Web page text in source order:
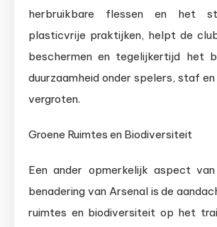
herbruikbare flessen en het
plasticvrije praktijken, helpt de
beschermen en tegelijkertijd het
duurzaamheid onder spelers, staf
vergroten.
Groene Ruimtes en Biodiversiteit
Een ander opmerkelijk aspect
benadering van Arsenal is de
ruimtes en biodiversiteit op het